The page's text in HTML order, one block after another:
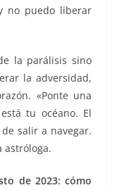
no puedo liberar
la parálisis sino
la adversidad,
«Ponte una
tu océano. El
salir a navegar.
astróloga.
de 2023: cómo